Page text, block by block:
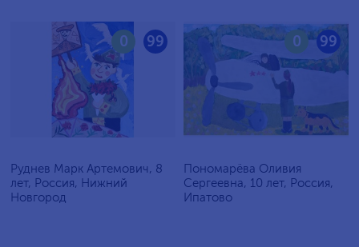
99
0
Руднев Марк Артемович, 8
лет, Россия, Нижний
Новгород
99
0
Пономарёва Оливия
Сергеевна, 10 лет, Россия,
Ипатово